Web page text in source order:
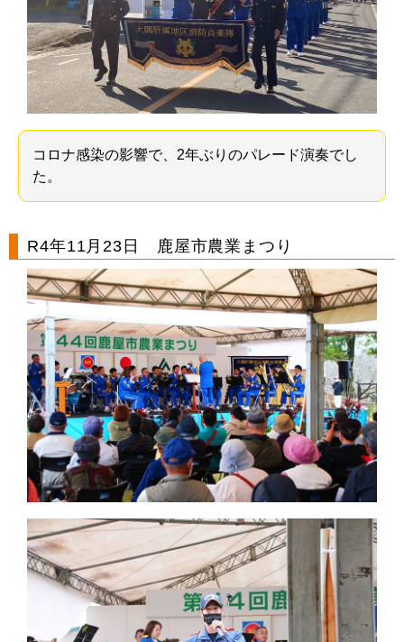
コロナ感染の影響で、2年ぶりのパレード演奏でし
た。
R4年11月23日 鹿屋市農業まつり